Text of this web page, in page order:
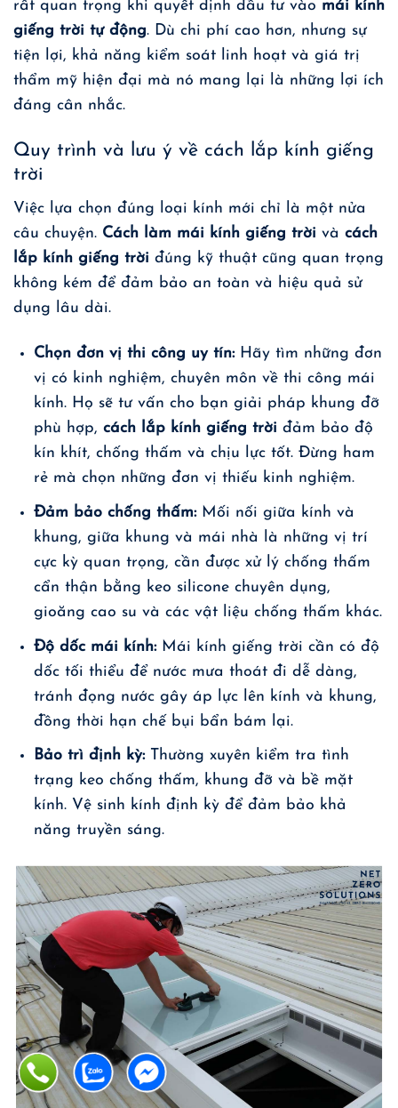
rất quan trọng khi quyết định đầu tư vào mái kính
giếng trời tự động. Dù chi phí cao hơn, nhưng sự
tiện lợi, khả năng kiểm soát linh hoạt và giá trị
thẩm mỹ hiện đại mà nó mang lại là những lợi ích
đáng cân nhắc.
Quy trình và lưu ý về cách lắp kính giếng
trời
Việc lựa chọn đúng loại kính mới chỉ là một nửa
câu chuyện. Cách làm mái kính giếng trời và cách
lắp kính giếng trời đúng kỹ thuật cũng quan trọng
không kém để đảm bảo an toàn và hiệu quả sử
dụng lâu dài.
Chọn đơn vị thi công uy tín:Hãy tìm những đơn
vị có kinh nghiệm, chuyên môn về thi công mái
kính. Họ sẽ tư vấn cho bạn giải pháp khung đỡ
phù hợp,cách lắp kính giếng trời đảm bảo độ
kín khít, chống thấm và chịu lực tốt. Đừng ham
rẻ mà chọn những đơn vị thiếu kinh nghiệm.
Đảm bảo chống thấm:Mối nối giữa kính và
khung, giữa khung và mái nhà là những vị trí
cực kỳ quan trọng, cần được xử lý chống thấm
cẩn thận bằng keo silicone chuyên dụng,
gioăng cao su và các vật liệu chống thấm khác.
Độ dốc mái kính: Mái kính giếng trời cần có độ
dốc tối thiểu để nước mưa thoát đi dễ dàng,
tránh đọng nước gây áp lực lên kính và khung,
đồng thời hạn chế bụi bẩn bám lại.
Bảo trì định kỳ:Thường xuyên kiểm tra tình
trạng keo chống thấm, khung đỡ và bề mặt
kính. Vệ sinh kính định kỳ để đảm bảo khả
năng truyền sáng.